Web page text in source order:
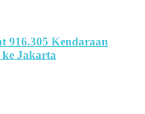
916.305 Kendaraan
Jakarta